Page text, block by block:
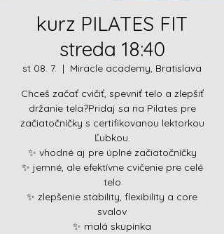
kurz PILATES FIT
streda 18:40
st 08. 7.
  |
Miracle academy, Bratislava
Chceš začať cvičiť, spevniť telo a zlepšiť
držanie tela?Pridaj sa na Pilates pre
začiatočníčky s certifikovanou lektorkou
Ľubkou.
✨ vhodné aj pre úplné začiatočníčky
✨ jemné, ale efektívne cvičenie pre celé
telo
✨ zlepšenie stability, flexibility a core
svalov
✨ malá skupinka